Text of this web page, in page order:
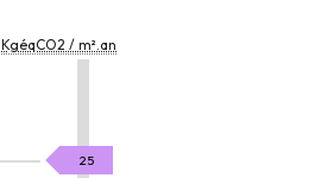
KgéqCO2 / m².an
25KgéqCO2